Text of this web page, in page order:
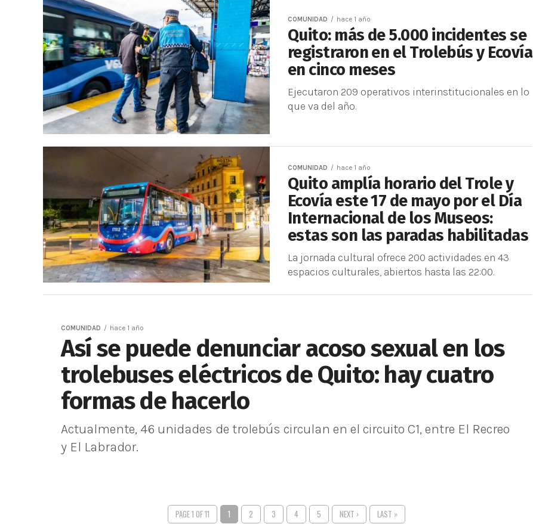
COMUNIDAD hace 1 año
Quito: más de 5.000 incidentes se
registraron en el Trolebús y Ecovía
en cinco meses
Ejecutaron 209 operativos interinstitucionales en lo
que va del año.
COMUNIDAD hace 1 año
Quito amplía horario del Trole y
Ecovía este 17 de mayo por el Día
Internacional de los Museos:
estas son las paradas habilitadas
La jornada cultural ofrece 200 actividades en 43
espacios culturales, abiertos hasta las 22:00.
COMUNIDAD hace 1 año
Así se puede denunciar acoso sexual en los
trolebuses eléctricos de Quito: hay cuatro
formas de hacerlo
Actualmente, 46 unidades de trolebús circulan en el circuito C1, entre El Recreo
y El Labrador.
PAGE 1 OF 11 1 2 3 4 5 NEXT › LAST »